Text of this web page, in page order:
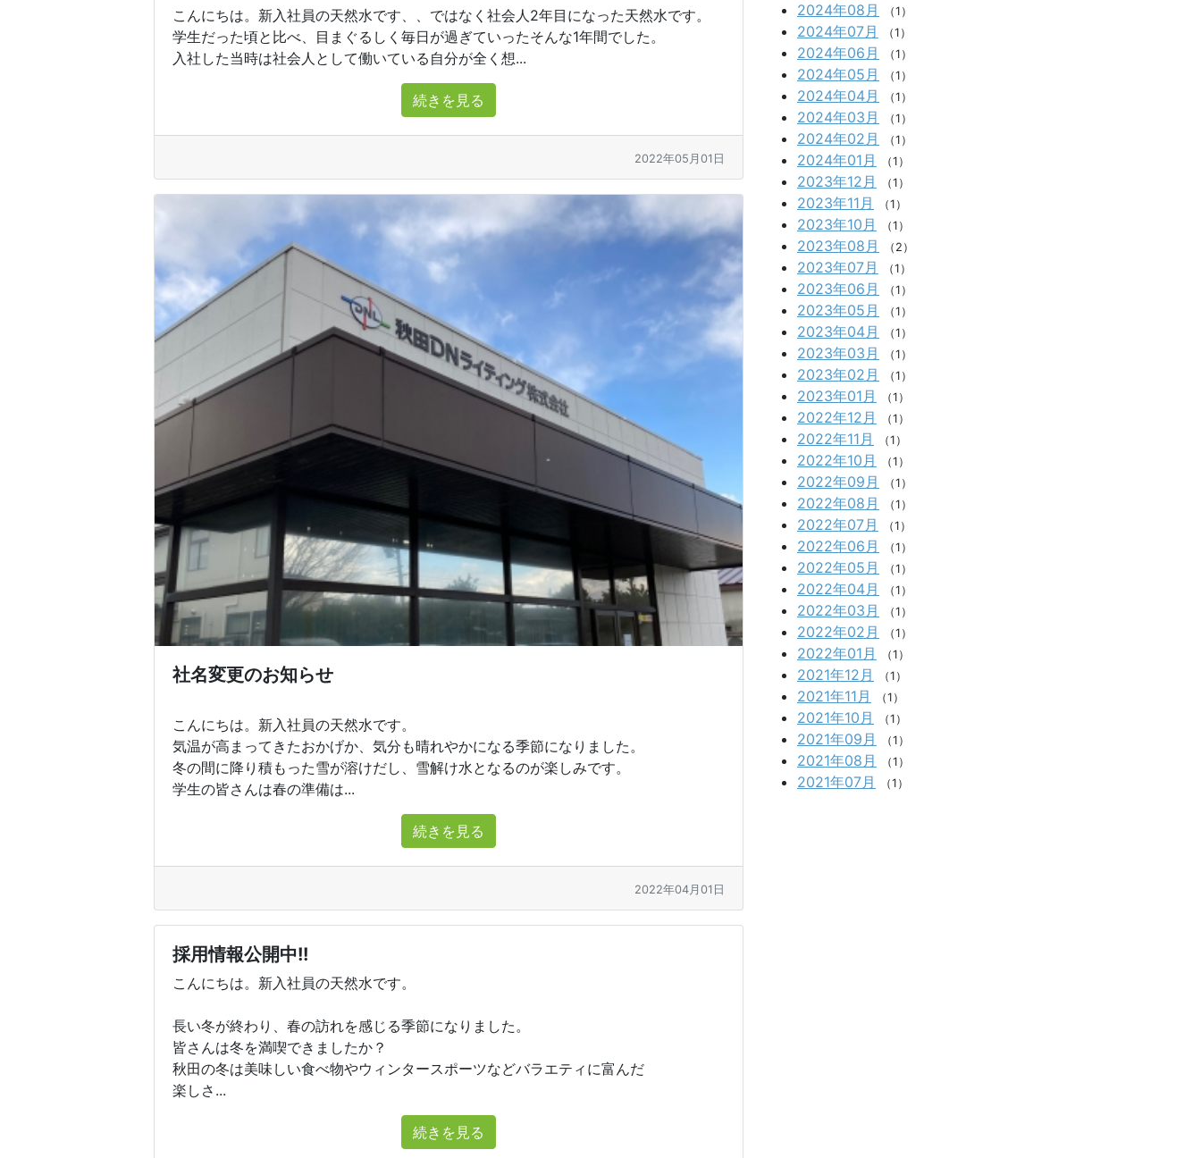
こんにちは。新入社員の天然水です、、ではなく社会人2年目になった天然水です。
学生だった頃と比べ、目まぐるしく毎日が過ぎていったそんな1年間でした。
入社した当時は社会人として働いている自分が全く想...
続きを見る
2022年05月01日
社名変更のお知らせ
こんにちは。新入社員の天然水です。
気温が高まってきたおかげか、気分も晴れやかになる季節になりました。
冬の間に降り積もった雪が溶けだし、雪解け水となるのが楽しみです。
学生の皆さんは春の準備は...
続きを見る
2022年04月01日
採用情報公開中!!
こんにちは。新入社員の天然水です。
長い冬が終わり、春の訪れを感じる季節になりました。
皆さんは冬を満喫できましたか？
秋田の冬は美味しい食べ物やウィンタースポーツなどバラエティに富んだ
楽しさ...
続きを見る
2024年08月 （1）
2024年07月 （1）
2024年06月 （1）
2024年05月 （1）
2024年04月 （1）
2024年03月 （1）
2024年02月 （1）
2024年01月 （1）
2023年12月 （1）
2023年11月 （1）
2023年10月 （1）
2023年08月 （2）
2023年07月 （1）
2023年06月 （1）
2023年05月 （1）
2023年04月 （1）
2023年03月 （1）
2023年02月 （1）
2023年01月 （1）
2022年12月 （1）
2022年11月 （1）
2022年10月 （1）
2022年09月 （1）
2022年08月 （1）
2022年07月 （1）
2022年06月 （1）
2022年05月 （1）
2022年04月 （1）
2022年03月 （1）
2022年02月 （1）
2022年01月 （1）
2021年12月 （1）
2021年11月 （1）
2021年10月 （1）
2021年09月 （1）
2021年08月 （1）
2021年07月 （1）